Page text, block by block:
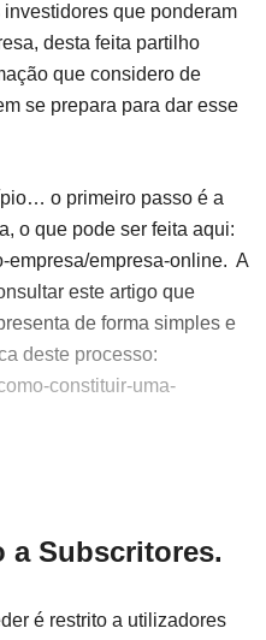
que ponderam
desta feita partilho
que considero de
se prepara para dar esse
o primeiro passo é a
o que pode ser feita aqui:
empresa/empresa-online. A
este artigo que
de forma simples e
deste processo:
constituir-uma-
a Subscritores.
é restrito a utilizadores